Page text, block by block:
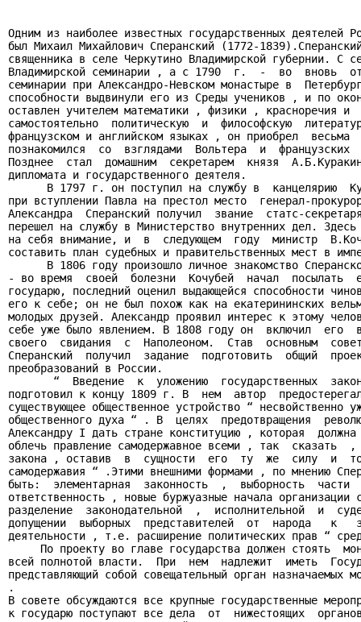
Одним из наиболее известных государственных деятелей
был Михаил Михайлович Сперанский (1772-
священника в селе Черкутино Владимирской губернии. С
Владимирской семинарии , а с 1790  г.  -  во  вновь
семинарии при Александро-Невском монастыре в
способности выдвинули его из Среды учеников , и по
оставлен учителем математики , физики , красноречия и
самостоятельно  политическую  и  философскую
французском и английском языках , он приобрел
познакомился  со  взглядами  Вольтера  и  французских
Позднее  стал  домашним  секретарем  князя
дипломата и государственного деятеля.
В 1797 г. он поступил на службу в  канцелярию
при вступлении Павла на престол место  генерал-
Александра  Сперанский получил  звание  статс-
перешел на службу в Министерство внутренних дел.
на себя внимание, и  в  следующем  году  министр
составить план судебных и правительственных мест в
В 1806 году произошло личное знакомство
- во время  своей  болезни  Кочубей  начал  посылать
государю, последний оценил выдающейся способности
его к себе; он не был похож как на екатерининских
молодых друзей. Александр проявил интерес к этому
себе уже было явлением. В 1808 году он  включил  его
своего  свидания  с  Наполеоном.  Став  основным
Сперанский  получил  задание  подготовить  общий
преобразований в России.
“  Введение  к  уложению  государственных
подготовил к концу 1809 г. В  нем  автор
существующее общественное устройство “ несвойственно
общественного духа “ . В  целях  предотвращения
Александру I дать стране конституцию , которая
облечь правление самодержавное всеми , так  сказать
закона , оставив  в  сущности  его  ту  же  силу  и
самодержавия “ .Этими внешними формами , по мнению
быть:  элементарная  законность  ,  выборность
ответственность , новые буржуазные начала
разделение  законодательной  ,  исполнительной  и
допущении  выборных  представителей  от  народа   к
деятельности , т.е. расширение политических прав “
По проекту во главе государства должен стоять
всей полнотой власти.  При  нем  надлежит  иметь
представляющий собой совещательный орган назначаемых
.
В совете обсуждаются все крупные государственные
к государю поступают все дела  от  нижестоящих